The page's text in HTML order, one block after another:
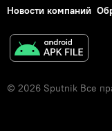
Новости компаний
© 2026 Sputnik Все